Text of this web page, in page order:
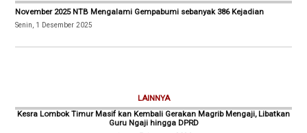
November 2025 NTB Mengalami Gempabumi sebanyak 386 Kejadian
Senin, 1 Desember 2025
LAINNYA
Kesra Lombok Timur Masif kan Kembali Gerakan Magrib Mengaji, Libatkan
Guru Ngaji hingga DPRD